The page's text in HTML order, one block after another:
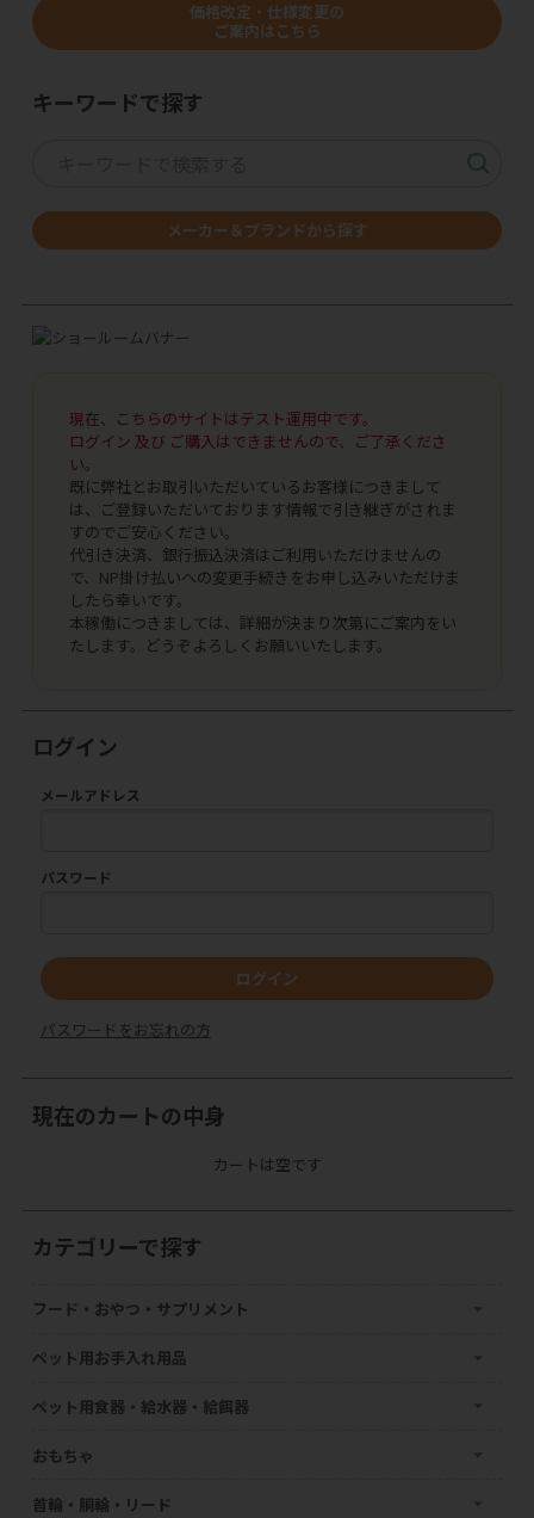
価格改定・仕様変更の
ご案内はこちら
キーワードで探す
メーカー＆ブランドから探す
現在、こちらのサイトはテスト運用中です。
ログイン 及び ご購入はできませんので、ご了承くださ
い。
既に弊社とお取引いただいているお客様につきまして
は、ご登録いただいております情報で引き継ぎがされま
すのでご安心ください。
代引き決済、銀行振込決済はご利用いただけませんの
で、NP掛け払いへの変更手続きをお申し込みいただけま
したら幸いです。
本稼働につきましては、詳細が決まり次第にご案内をい
たします。どうぞよろしくお願いいたします。
ログイン
メールアドレス
パスワード
ログイン
パスワードをお忘れの方
現在のカートの中身
カートは空です
カテゴリーで探す
フード・おやつ・サプリメント
ペット用お手入れ用品
ペット用食器・給水器・給餌器
おもちゃ
首輪・胴輪・リード